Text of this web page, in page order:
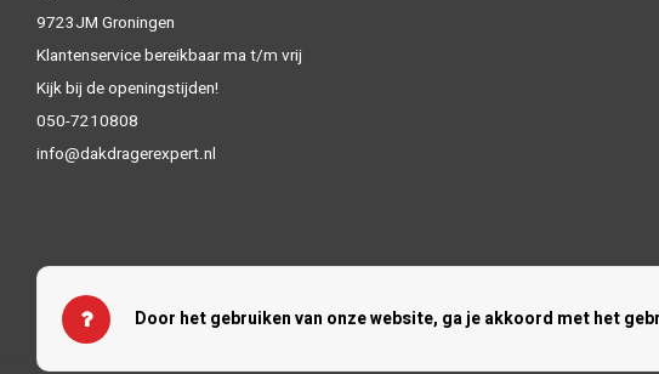
9723JM Groningen
Klantenservice bereikbaar ma t/m vrij
Kijk bij de openingstijden!
050-7210808
info@dakdragerexpert.nl
Door het gebruiken van onze website, ga je akkoord met het